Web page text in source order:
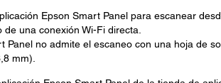
Epson Smart Panel para escanear
una conexión Wi-Fi directa.
Panel no admite el escaneo con una hoja de
mm).